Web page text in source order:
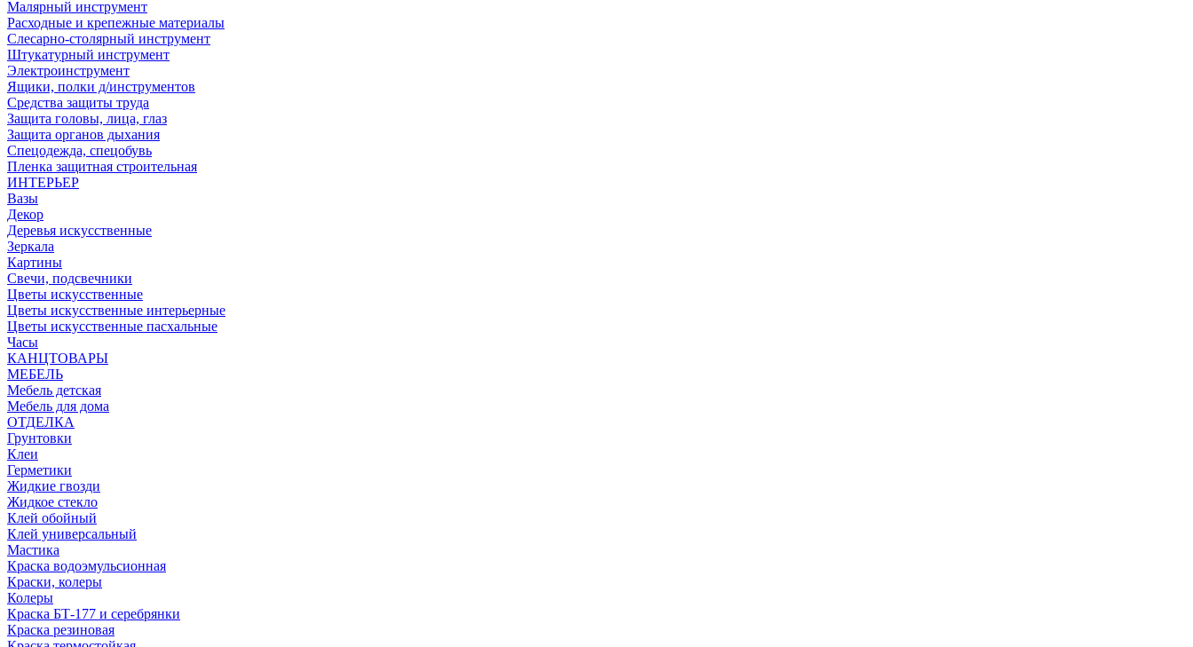
Малярный инструмент
Расходные и крепежные материалы
Слесарно-столярный инструмент
Штукатурный инструмент
Электроинструмент
Ящики, полки д/инструментов
Средства защиты труда
Защита головы, лица, глаз
Защита органов дыхания
Спецодежда, спецобувь
Пленка защитная строительная
ИНТЕРЬЕР
Вазы
Декор
Деревья искусственные
Зеркала
Картины
Свечи, подсвечники
Цветы искусственные
Цветы искусственные интерьерные
Цветы искусственные пасхальные
Часы
КАНЦТОВАРЫ
МЕБЕЛЬ
Мебель детская
Мебель для дома
ОТДЕЛКА
Грунтовки
Клеи
Герметики
Жидкие гвозди
Жидкое стекло
Клей обойный
Клей универсальный
Мастика
Краска водоэмульсионная
Краски, колеры
Колеры
Краска БТ-177 и серебрянки
Краска резиновая